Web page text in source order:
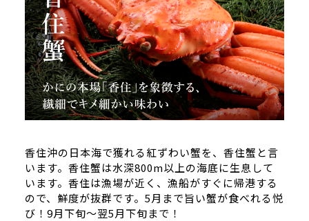
香住沖の日本海で獲れる紅ずわい蟹を、香住蟹と言
います。香住蟹は水深800m以上の海底に生息して
います。香住は漁場が近く、漁船がすぐに帰港する
ので、鮮度が抜群です。5月まで旨い蟹が食べれる悦
び！9月下旬～翌5月下旬まで！